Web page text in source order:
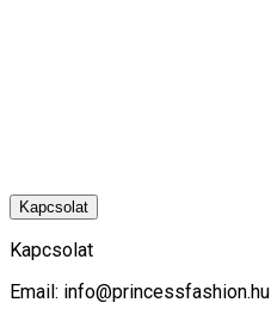
Kapcsolat
Kapcsolat
Email: info@princessfashion.hu